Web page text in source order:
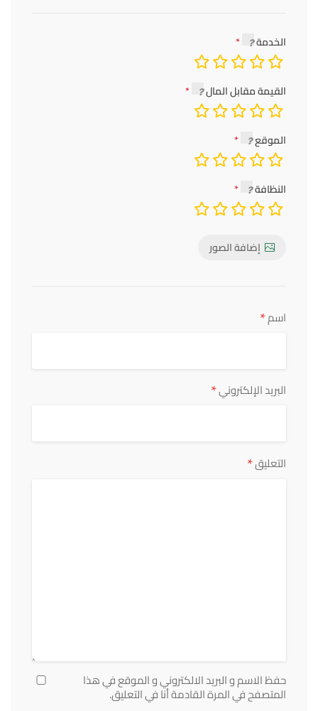
الخدمة
القيمة مقابل المال
الموقع
النظافة
إضافة الصور
اسم*
البريد الإلكتروني*
التعليق*
حفظ الاسم و البريد الالكتروني و الموقع في هذا
المتصفح في المرة القادمة أنا في التعليق.